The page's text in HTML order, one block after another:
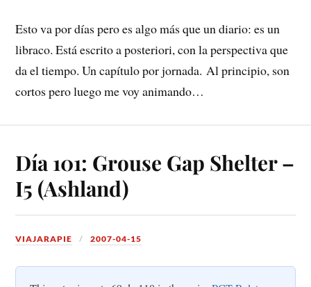
Esto va por días pero es algo más que un diario: es un
libraco. Está escrito a posteriori, con la perspectiva que
da el tiempo. Un capítulo por jornada. Al principio, son
cortos pero luego me voy animando…
Día 101: Grouse Gap Shelter –
I5 (Ashland)
VIAJARAPIE 2007-04-15